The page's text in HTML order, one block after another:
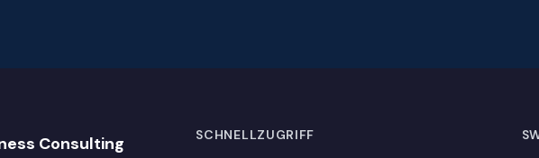
Consulting
SCHNELLZUGRIFF